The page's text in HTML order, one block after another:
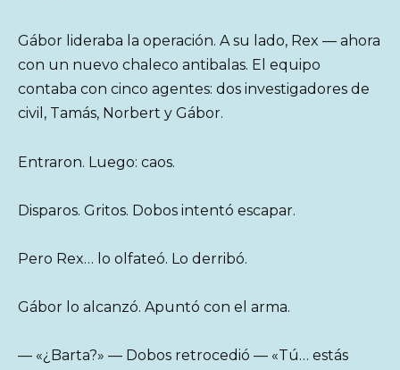
Gábor lideraba la operación. A su lado, Rex — ahora
con un nuevo chaleco antibalas. El equipo
contaba con cinco agentes: dos investigadores de
civil, Tamás, Norbert y Gábor.
Entraron. Luego: caos.
Disparos. Gritos. Dobos intentó escapar.
Pero Rex… lo olfateó. Lo derribó.
Gábor lo alcanzó. Apuntó con el arma.
— «¿Barta?» — Dobos retrocedió — «Tú… estás